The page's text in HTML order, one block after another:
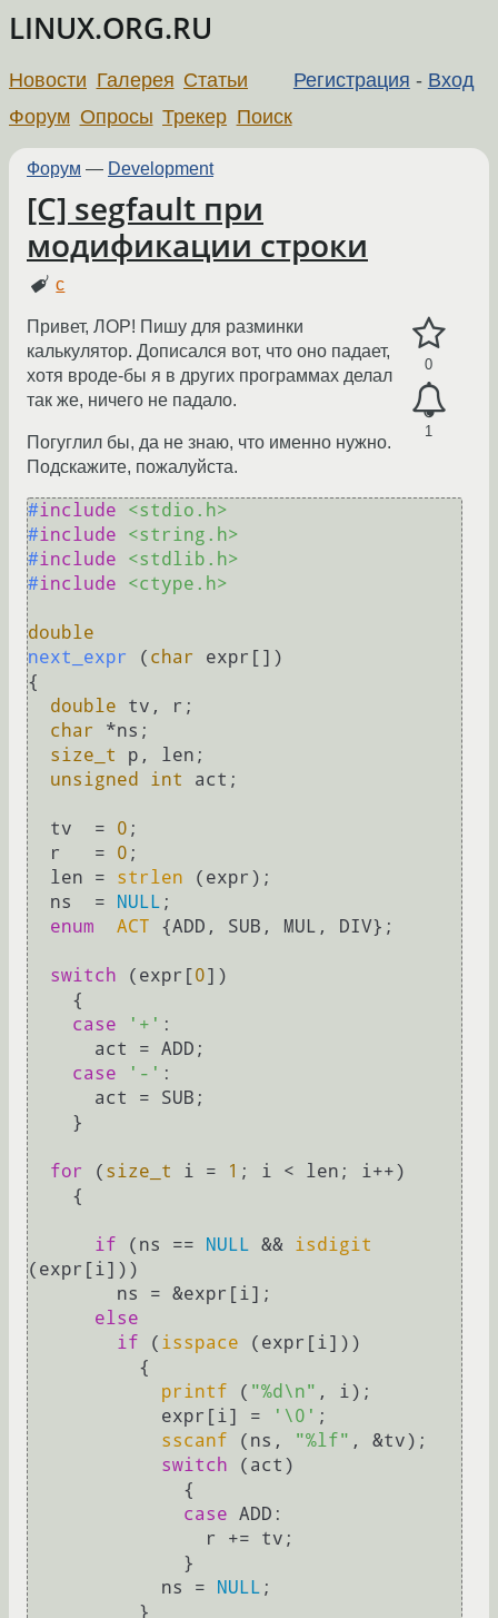
LINUX.ORG.RU
Регистрация - Вход
Новости Галерея Статьи
Форум Опросы Трекер Поиск
Форум — Development
[C] segfault при
модификации строки
c
0
1
Привет, ЛОР! Пишу для разминки
калькулятор. Дописался вот, что оно падает,
хотя вроде-бы я в других программах делал
так же, ничего не падало.
Погуглил бы, да не знаю, что именно нужно.
Подскажите, пожалуйста.
#include
<stdio.h>
#include
<string.h>
#include
<stdlib.h>
#include <ctype.h>
double
next_expr
( char expr[])
{
double tv, r;
char *ns;
size_t
p, len;
unsigned
int act;
  tv  =
0 ;
  r   =
0 ;
  len =
strlen (expr);
  ns  =
NULL ;
enum
ACT {ADD, SUB, MUL, DIV};
switch (expr[0])
case
'+' :
case
'-' :
for ( size_t i = 1 ; i < len; i++)
if (ns == NULL && isdigit
(expr[i]))
else
if ( isspace (expr[i]))
printf ( "%d\n" , i);
            expr[i] =
'\0' ;
sscanf (ns, "%lf" , &tv);
switch (act)
case ADD:
            ns =
NULL ;